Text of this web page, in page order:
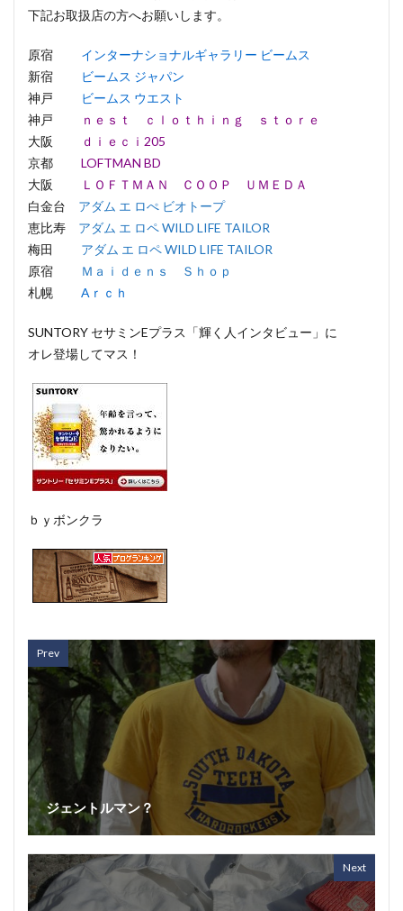
下記お取扱店の方へお願いします。
原宿 インターナショナルギャラリー ビームス
新宿
ビームス ジャパン
神戸
ビームス ウエスト
神戸
ｎｅｓｔ ｃｌｏｔｈｉｎｇ ｓｔｏｒｅ
大阪
ｄｉｅｃｉ205
京都 LOFTMAN BD
大阪
ＬＯＦＴＭＡＮ ＣＯＯＰ ＵＭＥＤＡ
白金台 アダム エ ロぺ ビオトープ
恵比寿 アダム エ ロペ WILD LIFE TAILOR
梅田 アダム エ ロペ WILD LIFE TAILOR
原宿
Ｍａｉｄｅｎｓ Ｓｈｏｐ
札幌 Aｒｃｈ
SUNTORY セサミンEプラス「輝く人インタビュー」に
オレ登場してマス！
ｂｙボンクラ
Prev
ジェントルマン？
Next